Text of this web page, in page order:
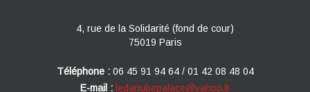
4, rue de la Solidarité (fond de cour)
75019 Paris
Téléphone : 06 45 91 94 64 / 01 42 08 48 04
E-mail : ledanubepalace@yahoo.fr